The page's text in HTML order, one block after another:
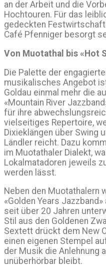
an der Arbeit und die
Hochtouren. Für das
gedeckten
Café Pfenniger besorgt
Von Muotathal bis «Hot
Die Palette der
musikalisches Angebot
Goldau einmal mehr die
«Mountain River
für ihre
vielseitiges Repertoire,
Dixieklängen über Swing
Ländler reicht. Dazu
im Muotathaler Dialekt,
Lokalmatadoren jeweils
werden lässt.
Neben den Muotathalern
«Golden Years
seit über 20 Jahren
Stil aus den Goldenen
Sextett drückt dem New
einen eigenen Stempel
der Musik die Anlehnung
unüberhörbar bleibt.